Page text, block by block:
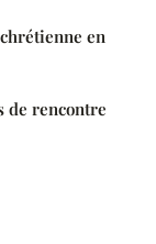
en
de rencontre